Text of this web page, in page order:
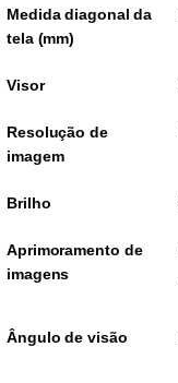
Medida diagonal da
tela (mm)
Visor
Resolução de
imagem
Brilho
Aprimoramento de
imagens
Ângulo de visão